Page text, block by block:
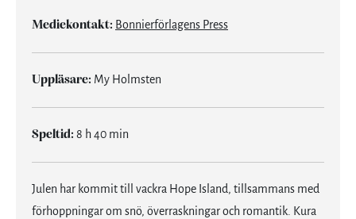
Mediekontakt: Bonnierförlagens Press
Uppläsare: My Holmsten
Speltid: 8 h 40 min
Julen har kommit till vackra Hope Island, tillsammans med
förhoppningar om snö, överraskningar och romantik. Kura